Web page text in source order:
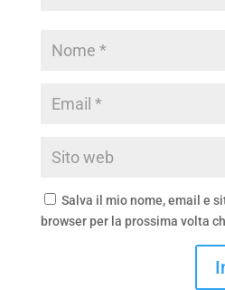
Salva il mio nome, email e
browser per la prossima volta